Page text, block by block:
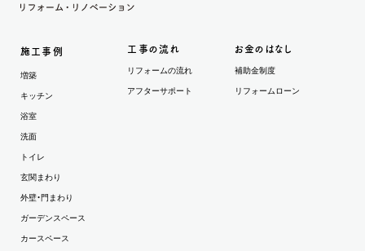
施工事例
増築
キッチン
浴室
洗面
トイレ
玄関まわり
外壁・門まわり
ガーデンスペース
カースペース
工事の流れ
リフォームの流れ
アフターサポート
お金のはなし
補助金制度
リフォームローン